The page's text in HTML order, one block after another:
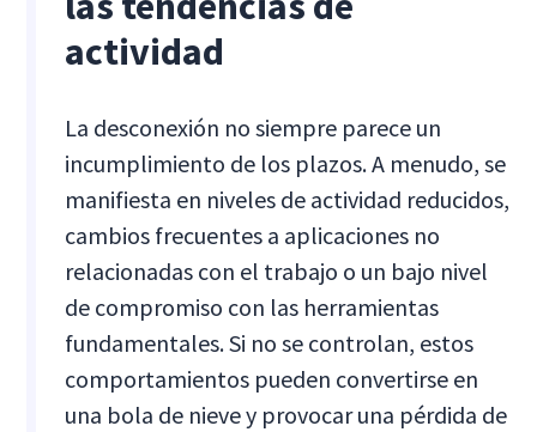
actividad
La desconexión no siempre parece un
incumplimiento de los plazos. A menudo, se
manifiesta en niveles de actividad reducidos,
cambios frecuentes a aplicaciones no
relacionadas con el trabajo o un bajo nivel
de compromiso con las herramientas
fundamentales. Si no se controlan, estos
comportamientos pueden convertirse en
una bola de nieve y provocar una pérdida de